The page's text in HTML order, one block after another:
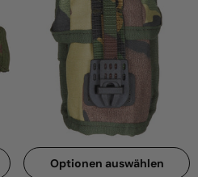
Optionen auswählen